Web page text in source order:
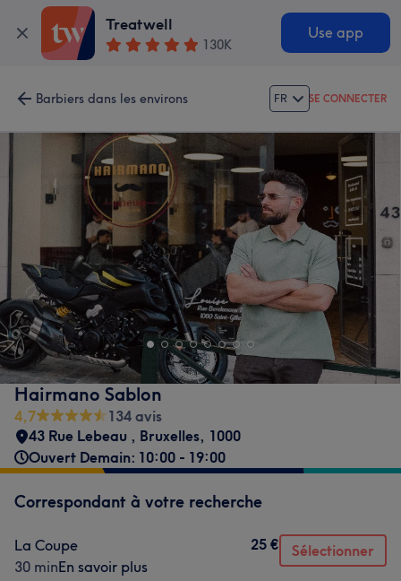
Treatwell
130K
Use app
Barbiers dans les environs FR SE CONNECTER
Hairmano Sablon
4,7
134 avis
43 Rue Lebeau , Bruxelles, 1000
Ouvert Demain: 10:00 - 19:00
Correspondant à votre recherche
La Coupe
30 minEn savoir plus
25 € Sélectionner